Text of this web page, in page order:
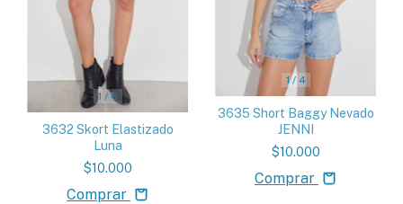
1 /6
3632 Skort Elastizado
Luna
$10.000
Comprar
1/ 4
3635 Short Baggy Nevado
JENNI
$10.000
Comprar